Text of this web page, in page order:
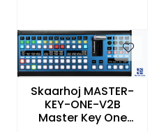
Skaarhoj MASTER-
KEY-ONE-V2B
Master Key One